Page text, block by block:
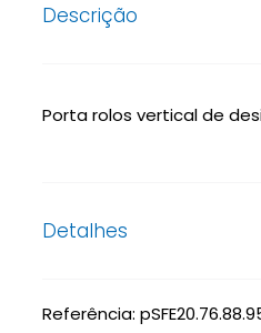
Descrição
Porta rolos vertical de
Detalhes
Referência: